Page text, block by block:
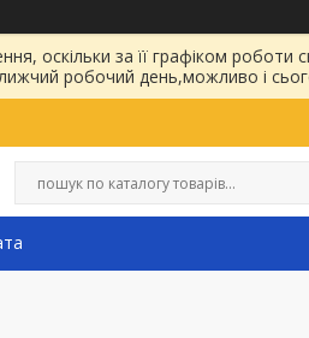
оскільки за її графіком
робочий день,можливо і